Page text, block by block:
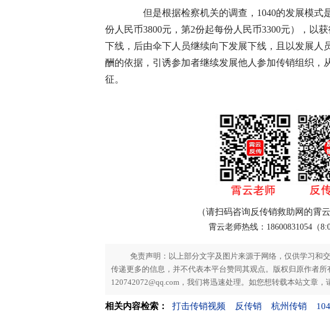
但是根据检察机关的调查，1040的发展模式
份人民币3800元，第2份起每份人民币3300元），以
下线，后由伞下人员继续向下发展下线，且以发展人
酬的依据，引诱参加者继续发展他人参加传销组织，
征。
（请扫码咨询反传销救助网的霄
霄云老师热线：18600831054（
免责声明：以上部分文字及图片来源于网络，仅供学习和
传递更多的信息，并不代表本平台赞同其观点。版权归原作者所
120742072@qq.com，我们将迅速处理。如您想转载本站文章，
相关内容检索： 打击传销视频 反传销 杭州传销